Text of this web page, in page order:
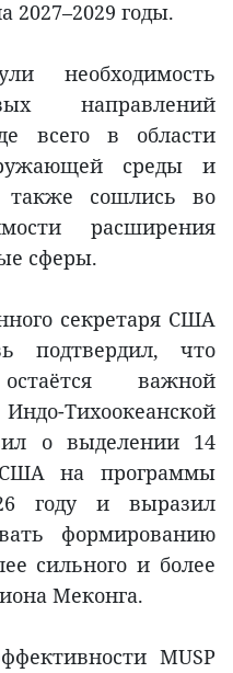
2027–2029 годы.
необходимость
направлений
всего в области
среды и
также сошлись во
расширения
сферы.
секретаря США
подтвердил, что
важной
Тихоокеанской
о выделении 14
на программы
году и выразил
формированию
сильного и более
Меконга.
MUSP